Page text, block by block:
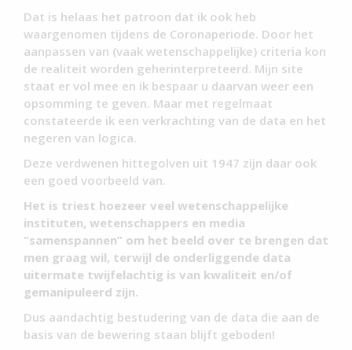
Dat is helaas het patroon dat ik ook heb
waargenomen tijdens de Coronaperiode. Door het
aanpassen van (vaak wetenschappelijke) criteria kon
de realiteit worden geherinterpreteerd. Mijn site
staat er vol mee en ik bespaar u daarvan weer een
opsomming te geven. Maar met regelmaat
constateerde ik een verkrachting van de data en het
negeren van logica.
Deze verdwenen hittegolven uit 1947 zijn daar ook
een goed voorbeeld van.
Het is triest hoezeer veel wetenschappelijke
instituten, wetenschappers en media
“samenspannen” om het beeld over te brengen dat
men graag wil, terwijl de onderliggende data
uitermate twijfelachtig is van kwaliteit en/of
gemanipuleerd zijn.
Dus aandachtig bestudering van de data die aan de
basis van de bewering staan blijft geboden!